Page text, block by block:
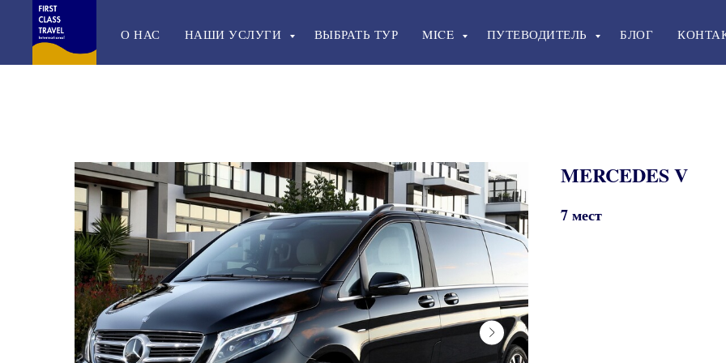
О НАС НАШИ УСЛУГИ ВЫБРАТЬ ТУР MICE ПУТЕВОДИТЕЛЬ БЛОГ
MERCEDES V
7 мест